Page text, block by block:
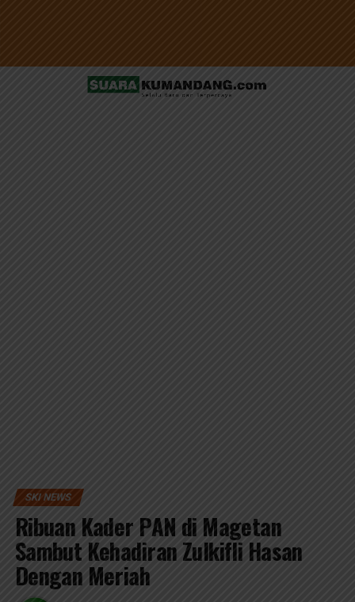
SKI NEWS
Ribuan Kader PAN di Magetan
Sambut Kehadiran Zulkifli Hasan
Dengan Meriah